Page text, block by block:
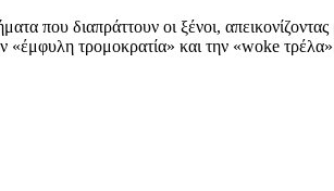
που διαπράττουν οι ξένοι,
«έμφυλη τρομοκρατία» και την «woke